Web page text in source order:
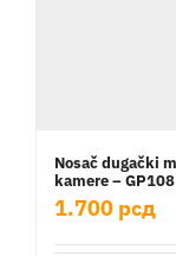
Nosač dugački
kamere – GP108
1.700 рсд